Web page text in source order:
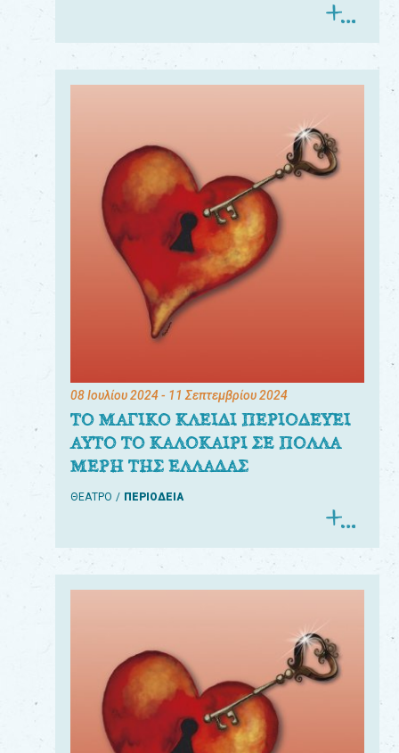
08 Ιουλίου 2024- 11 Σεπτεμβρίου 2024
ΤΟ ΜΑΓΙΚΟ ΚΛΕΙΔΙ ΠΕΡΙΟΔΕΥΕΙ
ΑΥΤΟ ΤΟ ΚΑΛΟΚΑΙΡΙ ΣΕ ΠΟΛΛΑ
ΜΕΡΗ ΤΗΣ ΕΛΛΑΔΑΣ
ΘΕΑΤΡΟ ΠΕΡΙΟΔΕΙΑ